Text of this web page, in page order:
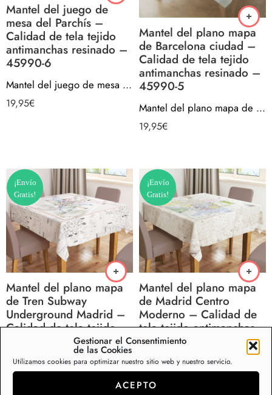
Gestionar el Consentimiento
de las Cookies
Utilizamos cookies para optimizar nuestro sitio web y nuestro servicio.
ACEPTO
Mantel del juego de
mesa del Parchís –
Calidad de tela tejido
antimanchas resinado –
45990-6
Mantel del juego de mesa del Parchís – Calidad de tela tejido antimanchas resinado – 45990-6
19,95€
Mantel del plano mapa
de Barcelona ciudad –
Calidad de tela tejido
antimanchas resinado –
45990-5
Mantel del plano mapa de Barcelona ciudad – Calidad de tela tejido antimanchas resinado – 45990-5
19,95€
¡Envío
Gratis!
Mantel del plano mapa
de Tren Subway
Underground Madrid –
Calidad de tela tejido
antimanchas resinado –
45990-4
Mantel del plano mapa de Tren Subway Underground Madrid – Calidad de tela tejido antimanchas resinado – 45990-4
¡Envío
Gratis!
Mantel del plano mapa
de Madrid Centro
Moderno – Calidad de
tela tejido antimanchas
resinado – 45990-3